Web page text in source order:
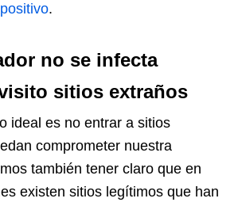
.
no se infecta
sitios extraños
ideal es no entrar a sitios
comprometer nuestra
también tener claro que en
existen sitios legítimos que han